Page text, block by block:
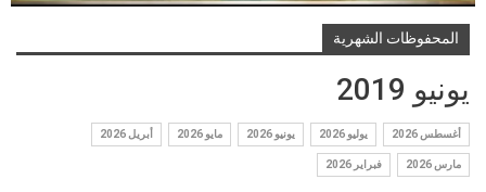
المحفوظات الشهرية
يونيو 2019
أغسطس 2026 يوليو 2026 يونيو 2026 مايو 2026 أبريل 2026
مارس 2026 فبراير 2026